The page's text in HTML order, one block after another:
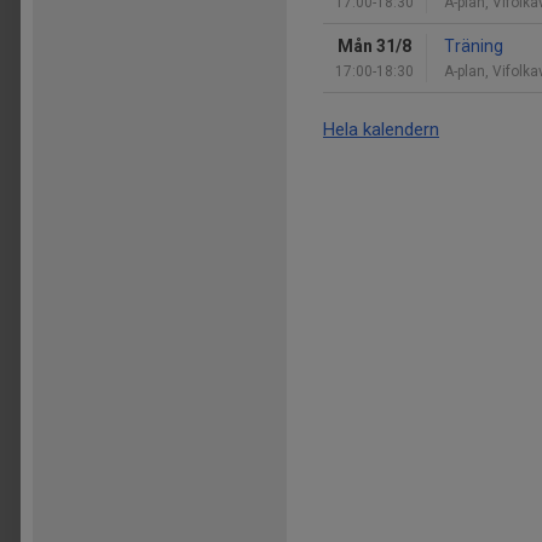
Mån 31/8
17:00-18:30
Träning
A-plan,
Hela kalendern